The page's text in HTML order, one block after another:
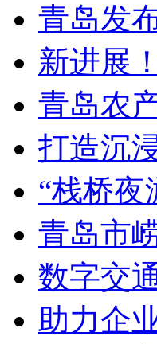
青岛发
新进展
青岛农
打造沉
“栈桥夜
青岛市
数字交
助力企